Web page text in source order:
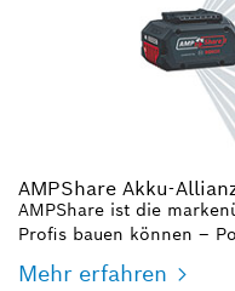
AMPShare Akku-
AMPShare ist die
Profis bauen können –
Mehr erfahren